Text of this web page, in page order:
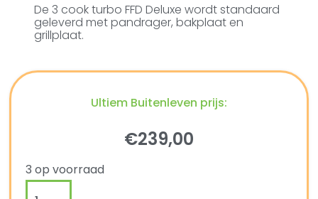
De 3 cook turbo FFD Deluxe wordt standaard
geleverd met pandrager, bakplaat en
grillplaat.
Ultiem Buitenleven prijs:
€239,00
3 op voorraad